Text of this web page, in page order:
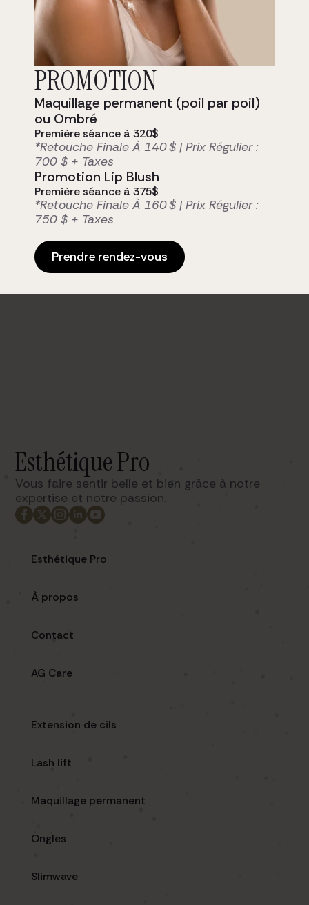
Prête à rayonner?
Notre clientèle, soucieuse de son
apparence fait confiance à notre
équipe d’expérience pour leur
mise en beauté, ou leurs soins
esthétiques des plus
personnalisés.
Prendre rendez-vous
Esthétique Pro
Vous faire sentir belle et bien grâce à notre
expertise et notre passion. ​
Esthétique Pro
À propos
Contact
AG Care
Extension de cils
Lash lift
Maquillage permanent
Ongles
Slimwave
PROMOTION
Maquillage permanent (poil par poil)
ou Ombré
Première séance à 320$
*Retouche Finale À 140 $ | Prix Régulier :
700 $ + Taxes
Promotion Lip Blush
Première séance à 375$
*Retouche Finale À 160 $ | Prix Régulier :
750 $ + Taxes
Prendre rendez-vous